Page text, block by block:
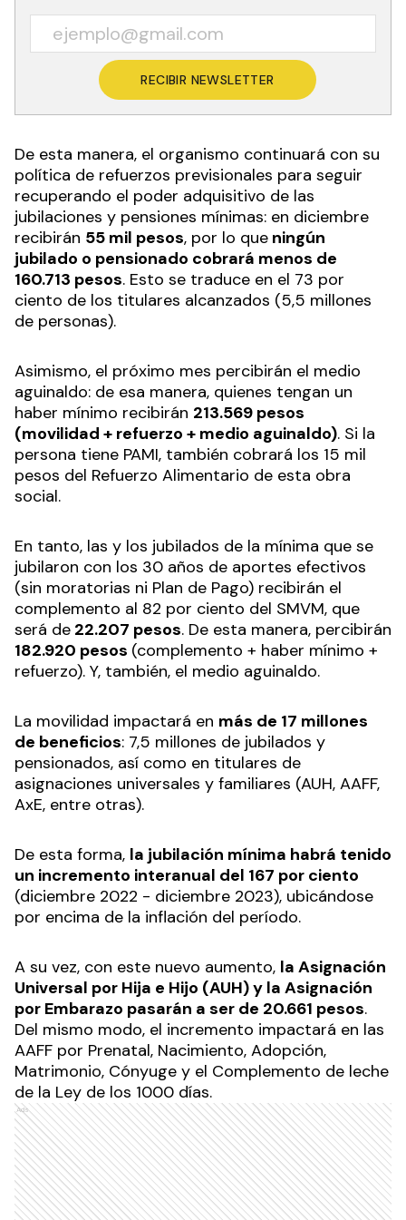
Movilidad Jubilatoria, el cuarto y último aumento
anual será del20,87 por ciento. Estará vigente a
partir del1º de diciembre.
Recibí las noticias en tu email
De esta manera, el organismo continuará con su
política de refuerzos previsionales para seguir
recuperando el poder adquisitivo de las
jubilaciones y pensiones mínimas: en diciembre
recibirán
160.713 pesos . Esto se traduce en el 73 por
ciento de los titulares alcanzados (5,5 millones
de personas).
Asimismo, el próximo mes percibirán el medio
aguinaldo: de esa manera, quienes tengan un
haber mínimo recibirán 213.569 pesos
persona tiene PAMI, también cobrará los 15 mil
pesos del Refuerzo Alimentario de esta obra
social.
En tanto, las y los jubilados de la mínima que se
(sin moratorias ni Plan de Pago) recibirán el
complemento al 82 por ciento del SMVM, que
será de22.207 pesos. De esta manera, percibirán
182.920 pesos(complemento + haber mínimo +
La movilidad impactará enmás de 17 millones
de beneficios: 7,5 millones de jubilados y
pensionados, así como en titulares de
asignaciones universales y familiares (AUH, AAFF,
AxE, entre otras).
De esta forma,la jubilación mínima habrá tenido
un incremento interanual del 167 por ciento
(diciembre 2022 - diciembre 2023), ubicándose
por encima de la inflación del período.